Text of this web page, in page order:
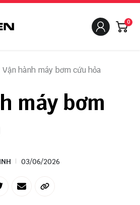
0
Vận hành máy bơm cứu hỏa
máy bơm
03/06/2026